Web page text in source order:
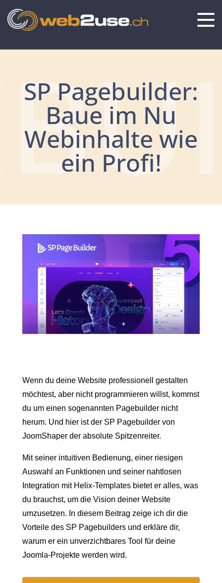
SP Pagebuilder:
Baue im Nu
Webinhalte wie
ein Profi!
Wenn du deine Website professionell gestalten
möchtest, aber nicht programmieren willst, kommst
du um einen sogenannten Pagebuilder nicht
herum. Und hier ist der SP Pagebuilder von
JoomShaper der absolute Spitzenreiter.
Mit seiner intuitiven Bedienung, einer riesigen
Auswahl an Funktionen und seiner nahtlosen
Integration mit Helix-Templates bietet er alles, was
du brauchst, um die Vision deiner Website
umzusetzen. In diesem Beitrag zeige ich dir die
Vorteile des SP Pagebuilders und erkläre dir,
warum er ein unverzichtbares Tool für deine
Joomla-Projekte werden wird.